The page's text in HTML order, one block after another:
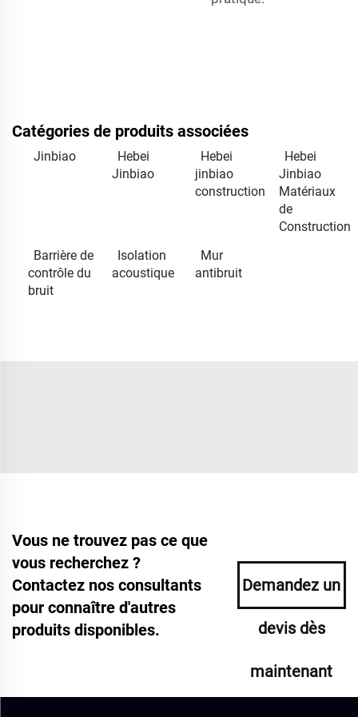
Catégories de produits associées
Jinbiao
Hebei
Jinbiao
Hebei
jinbiao
construction
Hebei
Jinbiao
Matériaux
de
Construction
Barrière de
contrôle du
bruit
Isolation
acoustique
Mur
antibruit
Vous ne trouvez pas ce que
vous recherchez ?
Contactez nos consultants
pour connaître d'autres
produits disponibles.
Demandez un
devis dès
maintenant